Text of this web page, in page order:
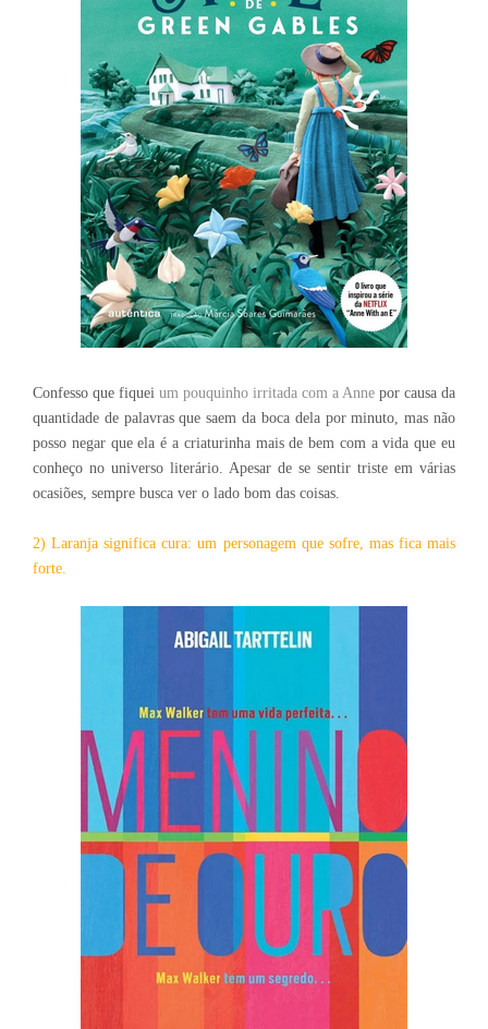
Confesso que fiquei um pouquinho irritada com a Anne por causa da
quantidade de palavras que saem da boca dela por minuto, mas não
posso negar que ela é a criaturinha mais de bem com a vida que eu
conheço no universo literário. Apesar de se sentir triste em várias
ocasiões, sempre busca ver o lado bom das coisas.
2) Laranja significa cura: um personagem que sofre, mas fica mais
forte.